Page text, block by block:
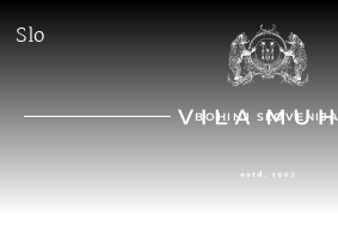
Slo
BOHINJ SLOVENIJA